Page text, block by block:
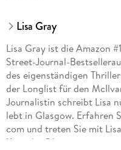
Lisa Gray
Lisa Gray ist die Amazon
Street-Journal-
des eigenständigen
der Longlist für den
Journalistin schreibt Lisa
lebt in Glasgow. Erfahren
com und treten Sie mit
Kontakt @lisagraywriter